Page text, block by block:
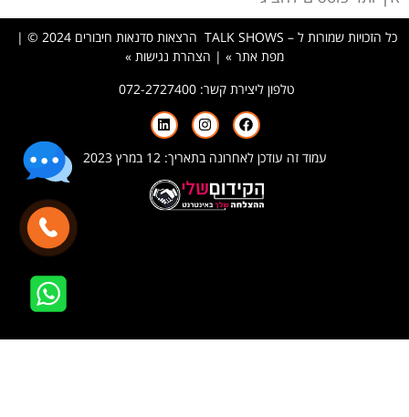
כל הזכויות שמורות ל – TALK SHOWS הרצאות סדנאות חיבורים 2024 © |
מפת אתר » | הצהרת נגישות »
טלפון ליצירת קשר:072-2727400
עמוד זה עודכן לאחרונה בתאריך: 12 במרץ 2023